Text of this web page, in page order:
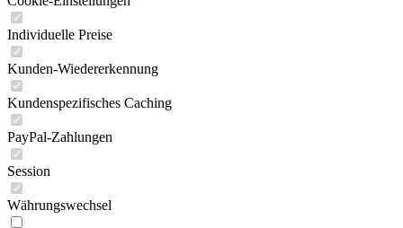
Individuelle Preise
Kunden-Wiedererkennung
Kundenspezifisches Caching
PayPal-Zahlungen
Session
Währungswechsel